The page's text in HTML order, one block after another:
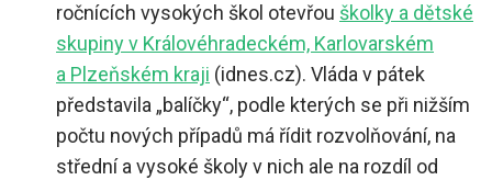
ročnících vysokých škol otevřou školky a dětské
skupiny v Královéhradeckém, Karlovarském
a Plzeňském kraji (idnes.cz). Vláda v pátek
představila „balíčky“, podle kterých se při nižším
počtu nových případů má řídit rozvolňování, na
střední a vysoké školy v nich ale na rozdíl od